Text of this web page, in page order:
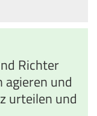
Richter
agieren und
urteilen und